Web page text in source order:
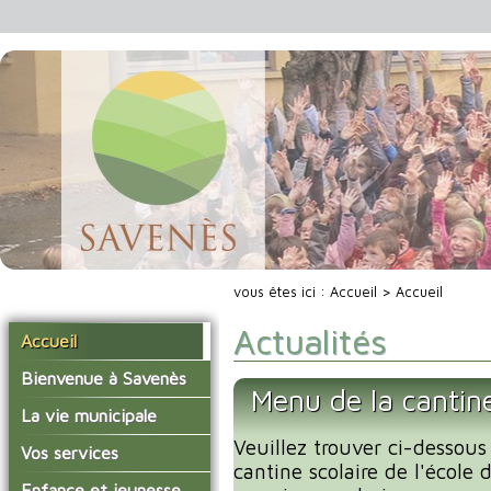
Accueil
Bienvenue à Savenès
Situer Savenès
Savenès en chiffre
L'histoire du village
La vie municipale
Vos élus
Les compte-rendus du
Vos services
La mairie
vous êtes ici : Accueil > Accueil
Actualités
Menu de la
Veuillez trouver ci-
cantine scolaire de l'école